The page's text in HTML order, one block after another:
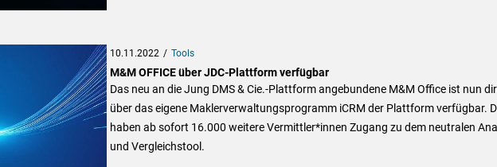
10.11.2022 Tools
M&M OFFICE über JDC-Plattform verfügbar
Das neu an die Jung DMS & Cie.-Plattform angebundene M&M Office ist nun
über das eigene Maklerverwaltungsprogramm iCRM der Plattform verfügbar.
haben ab sofort 16.000 weitere Vermittler*innen Zugang zu dem neutralen
und Vergleichstool.